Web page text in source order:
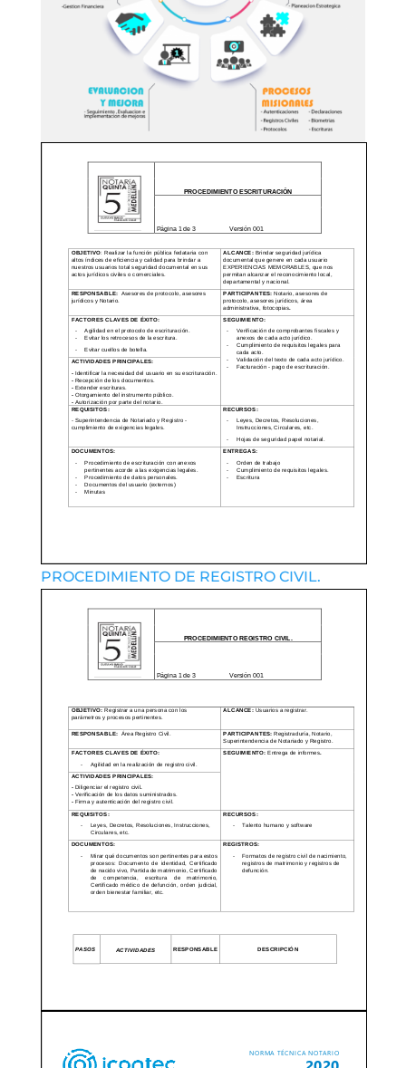
PROCEDIMIENTO DE REGISTRO CIVIL.